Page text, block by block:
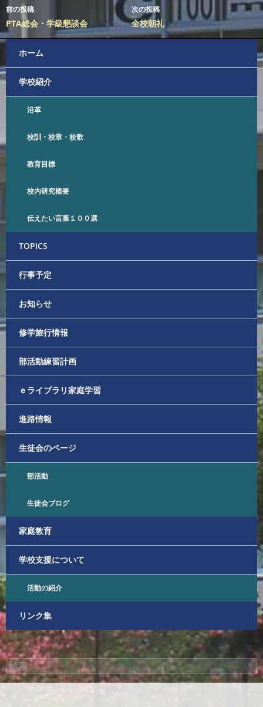
投
稿
ナ
ビ
ゲ
ー
シ
ン
前の投稿
PTA総会・学級懇談会
次の投稿
全校朝礼
ホーム
学校紹介
沿革
校訓・校章・校歌
教育目標
校内研究概要
伝えたい言葉１００選
TOPICS
行事予定
お知らせ
修学旅行情報
部活動練習計画
ｅライブラリ家庭学習
進路情報
生徒会のページ
部活動
生徒会ブログ
家庭教育
学校支援について
活動の紹介
リンク集
検
索: